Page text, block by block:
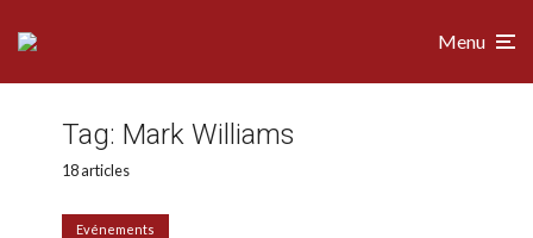
Menu
Tag: Mark Williams
18 articles
Evénements